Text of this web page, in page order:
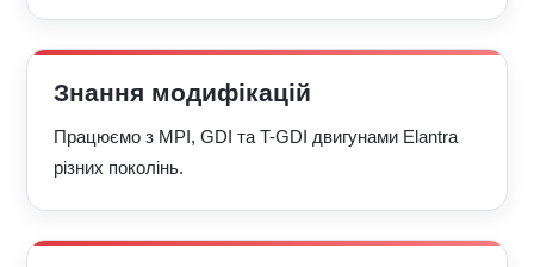
Знання модифікацій
Працюємо з MPI, GDI та T-GDI двигунами Elantra
різних поколінь.